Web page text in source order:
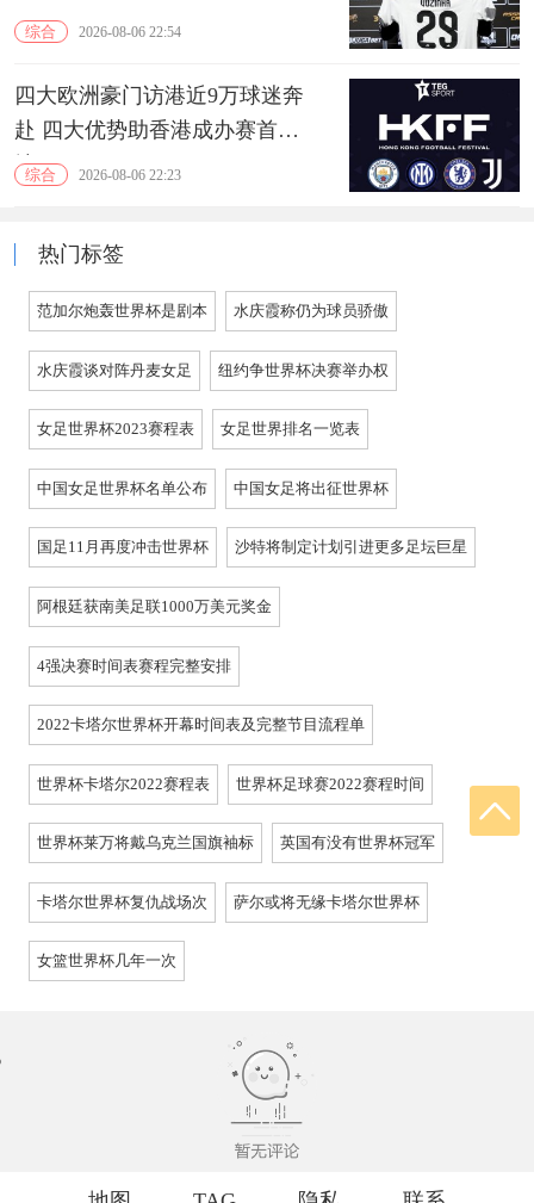
综合 2026-08-06 22:54
四大欧洲豪门访港近9万球迷奔
赴 四大优势助香港成办赛首选
地综合 2026-08-06 22:23
热门标签
范加尔炮轰世界杯是剧本 水庆霞称仍为球员骄傲
水庆霞谈对阵丹麦女足 纽约争世界杯决赛举办权
女足世界杯2023赛程表 女足世界排名一览表
中国女足世界杯名单公布 中国女足将出征世界杯
国足11月再度冲击世界杯 沙特将制定计划引进更多足坛巨星
阿根廷获南美足联1000万美元奖金
4强决赛时间表赛程完整安排
2022卡塔尔世界杯开幕时间表及完整节目流程单
世界杯卡塔尔2022赛程表 世界杯足球赛2022赛程时间
世界杯莱万将戴乌克兰国旗袖标 英国有没有世界杯冠军
卡塔尔世界杯复仇战场次 萨尔或将无缘卡塔尔世界杯
女篮世界杯几年一次